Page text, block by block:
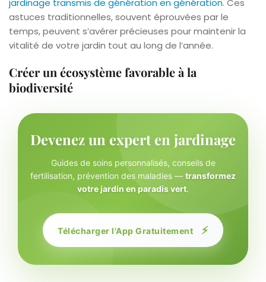
astuces traditionnelles, souvent éprouvées par le
temps, peuvent s’avérer précieuses pour maintenir la
vitalité de votre jardin tout au long de l’année.
Créer un écosystème favorable à la
biodiversité
Devenez un expert en jardinage
Guides de soins personnalisés, conseils de
fertilisation, prévention des maladies — transformez
votre jardin en paradis vert.
Télécharger l'App Gratuitement ⚡